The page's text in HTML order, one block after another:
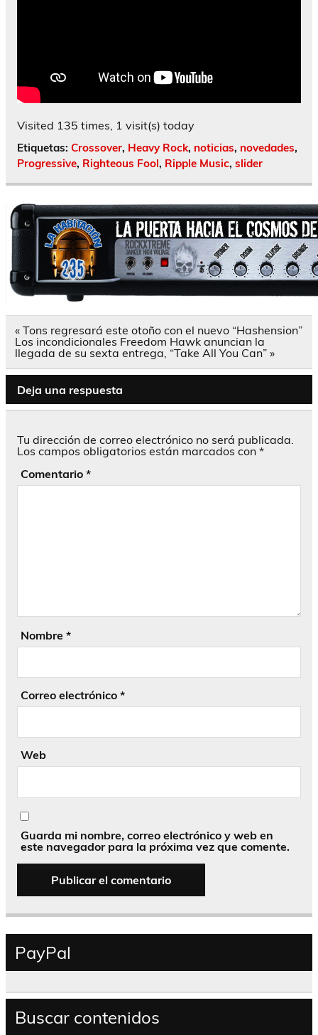
Visited 135 times, 1 visit(s) today
Etiquetas: Crossover, Heavy Rock, noticias, novedades,
Progressive, Righteous Fool, Ripple Music, slider
Navegación
de
entradas
« Tons regresará este otoño con el nuevo “Hashension”
Los incondicionales Freedom Hawk anuncian la
llegada de su sexta entrega, “Take All You Can” »
Deja una respuesta
Tu dirección de correo electrónico no será publicada.
Los campos obligatorios están marcados con *
Comentario *
Nombre *
Correo electrónico *
Web
Guarda mi nombre, correo electrónico y web en
este navegador para la próxima vez que comente.
PayPal
Buscar contenidos